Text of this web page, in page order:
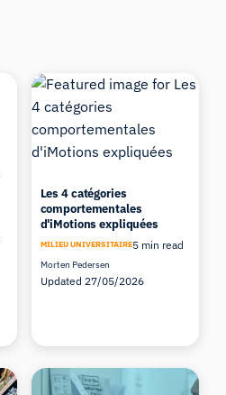
Les 4 catégories
comportementales
d'iMotions expliquées
MILIEU UNIVERSITAIRE5 min read
Morten Pedersen
Updated 27/05/2026